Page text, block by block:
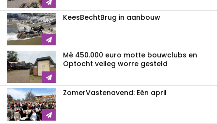
KeesBechtBrug in aanbouw
Mè 450.000 euro motte bouwclubs en
Optocht veileg worre gesteld
ZomerVastenavend: Eén april